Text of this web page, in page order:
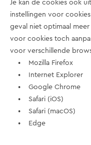
Je kan de cookies ook
instellingen voor
geval niet optimaal
voor cookies toch
voor verschillende
• Mozilla Firefox
• Internet Explorer
• Google Chrome
• Safari (iOS)
• Safari (macOS)
• Edge